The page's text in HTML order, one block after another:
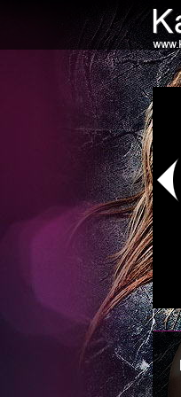
Kožené boty XTI
autor: admin
XTI